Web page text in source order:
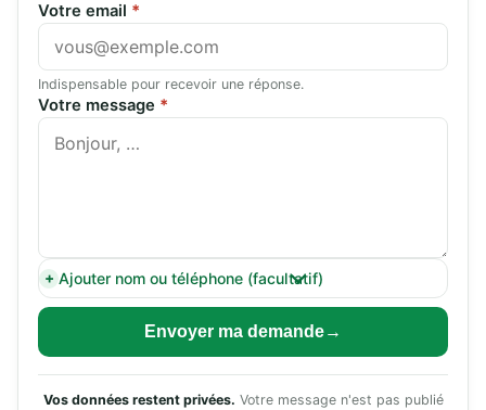
Votre email *
Indispensable pour recevoir une réponse.
Votre message *
Ajouter nom ou téléphone (facultatif)
Envoyer ma demande
Vos données restent privées. Votre message n'est pas publié